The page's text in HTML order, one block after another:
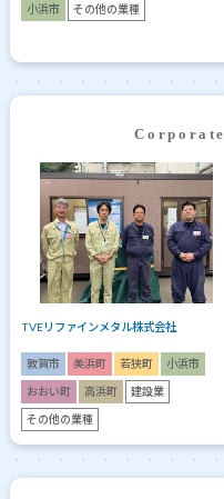
小浜市 その他の業種
TVEリファインメタル株式会社
敦賀市 美浜町 若狭町 小浜市
おおい町 高浜町 建設業
その他の業種